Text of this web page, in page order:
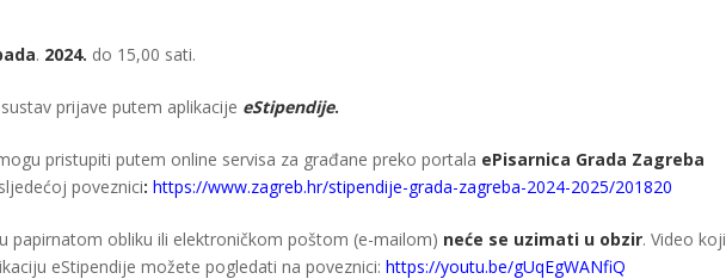
. 2024. do 15,00 sati.
prijave putem aplikacije eStipendije.
pristupiti putem online servisa za građane preko portala ePisarnica Grada Zagreba
poveznici: https://www.zagreb.hr/stipendije-grada-zagreba-2024-2025/201820
papirnatom obliku ili elektroničkom poštom (e-mailom) neće se uzimati u obzir. Video koji
eStipendije možete pogledati na poveznici: https://youtu.be/gUqEgWANfiQ